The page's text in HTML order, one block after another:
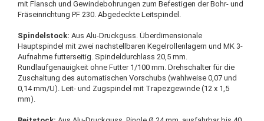
mit Flansch und Gewindebohrungen zum Befestigen der Bohr- und
Fräseinrichtung PF 230. Abgedeckte Leitspindel.
Spindelstock: Aus Alu-Druckguss. Überdimensionale
Hauptspindel mit zwei nachstellbaren Kegelrollenlagern und MK 3-
Aufnahme futterseitig. Spindeldurchlass 20,5 mm.
Rundlaufgenauigkeit ohne Futter 1/100 mm. Drehschalter für die
Zuschaltung des automatischen Vorschubs (wahlweise 0,07 und
0,14 mm/U). Leit- und Zugspindel mit Trapezgewinde (12 x 1,5
mm).